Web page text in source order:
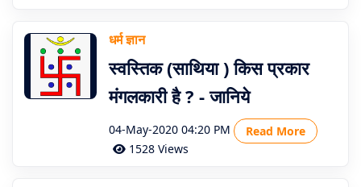
धर्म ज्ञान
स्वस्तिक (साथिया ) किस प्रकार
मंगलकारी है ? - जानिये
04-May-2020 04:20 PM
Read More
1528 Views